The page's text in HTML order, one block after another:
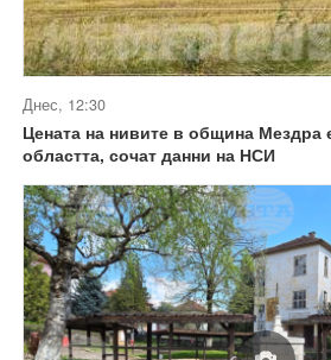
Днес, 12:30
Цената на нивите в община Мездра
областта, сочат данни на НСИ